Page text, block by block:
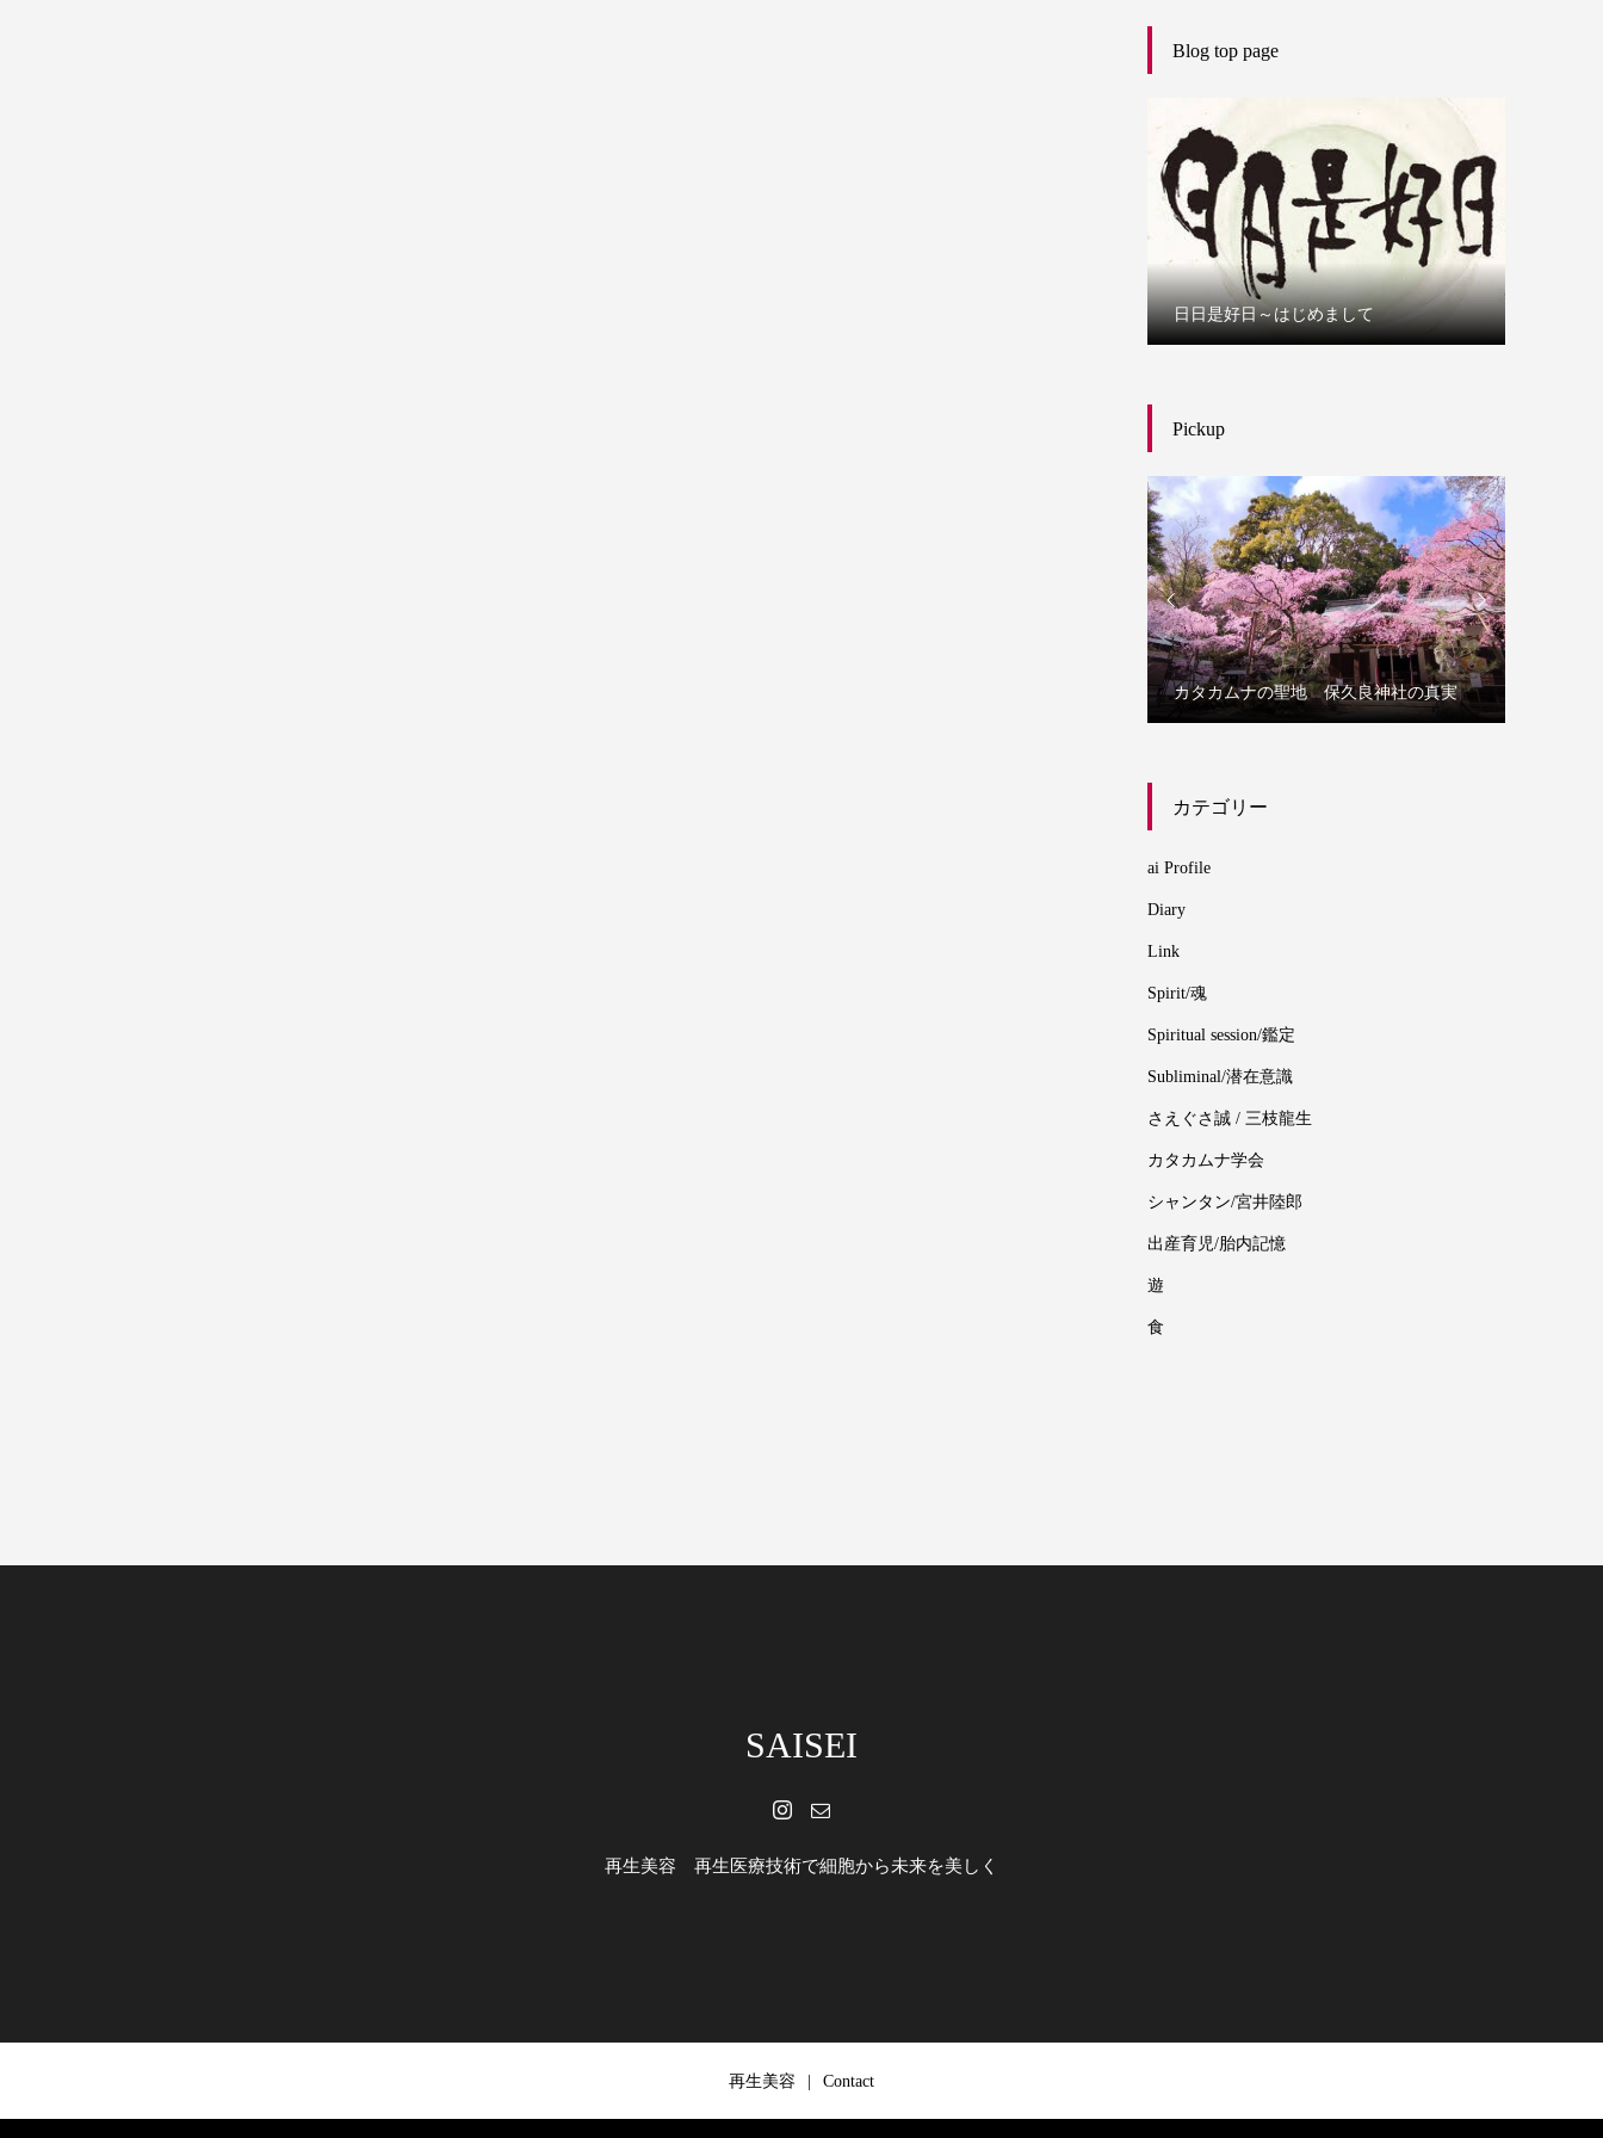
Blog top page
日日是好日～はじめまして
Pickup

カタカムナの聖地 保久良神社の真実

カテゴリー
ai Profile
Diary
Link
Spirit/魂
Spiritual session/鑑定
Subliminal/潜在意識
さえぐさ誠 / 三枝龍生
カタカムナ学会
シャンタン/宮井陸郎
出産育児/胎内記憶
遊
食
SAISEI
再生美容 再生医療技術で細胞から未来を美しく
再生美容 Contact